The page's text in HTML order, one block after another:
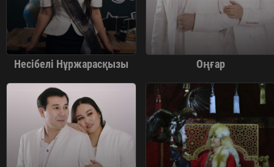
Несібелі Нұржарасқызы Оңғар